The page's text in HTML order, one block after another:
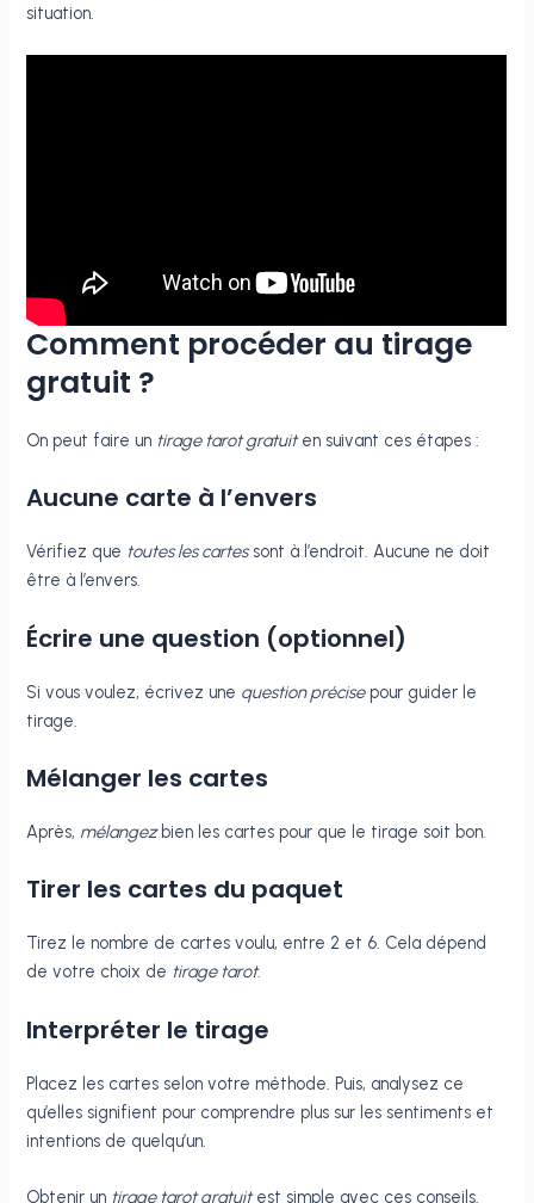
situation.
Comment procéder au tirage
gratuit ?
On peut faire un tirage tarot gratuiten suivant ces étapes :
Aucune carte à l’envers
Vérifiez que toutes les cartessont à l’endroit. Aucune ne doit
être à l’envers.
Écrire une question (optionnel)
Si vous voulez, écrivez une question précisepour guider le
tirage.
Mélanger les cartes
Après, mélangezbien les cartes pour que le tirage soit bon.
Tirer les cartes du paquet
Tirez le nombre de cartes voulu, entre 2 et 6. Cela dépend
de votre choix de tirage tarot.
Interpréter le tirage
Placez les cartes selon votre méthode. Puis, analysez ce
qu’elles signifient pour comprendre plus sur les sentiments et
intentions de quelqu’un.
Obtenir un tirage tarot gratuitest simple avec ces conseils.